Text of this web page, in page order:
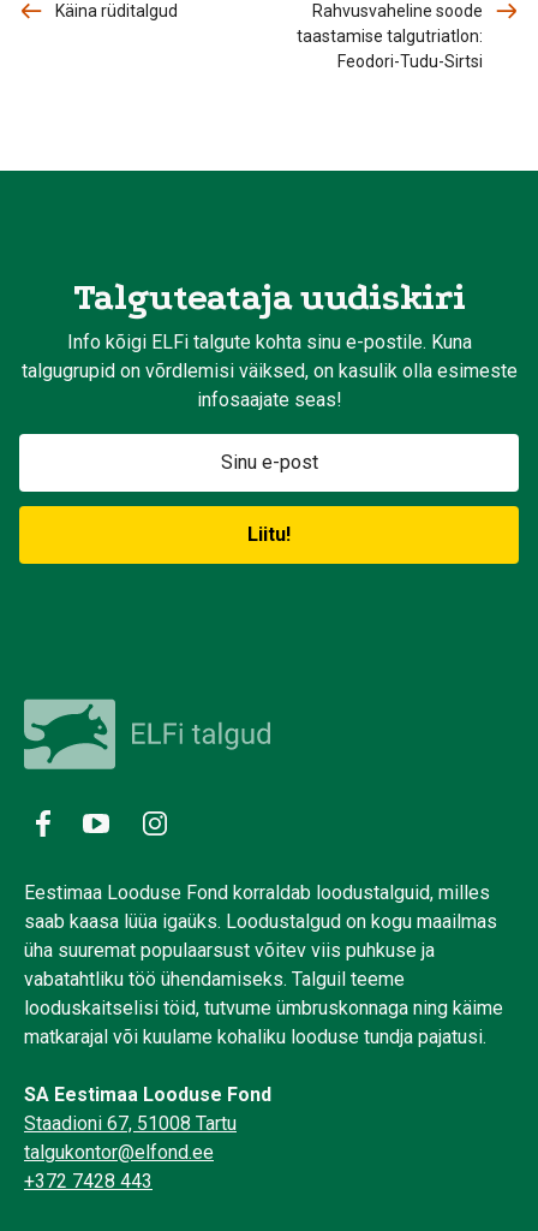
Käina rüditalgud
Rahvusvaheline soode
taastamise talgutriatlon:
Feodori-Tudu-Sirtsi
Talguteataja uudiskiri
Info kõigi ELFi talgute kohta sinu e-postile. Kuna
talgugrupid on võrdlemisi väiksed, on kasulik olla esimeste
infosaajate seas!
Eestimaa Looduse Fond korraldab loodustalguid, milles
saab kaasa lüüa igaüks. Loodustalgud on kogu maailmas
üha suuremat populaarsust võitev viis puhkuse ja
vabatahtliku töö ühendamiseks. Talguil teeme
looduskaitselisi töid, tutvume ümbruskonnaga ning käime
matkarajal või kuulame kohaliku looduse tundja pajatusi.
SA Eestimaa Looduse Fond
Staadioni 67, 51008 Tartu
talgukontor@elfond.ee
+372 7428 443